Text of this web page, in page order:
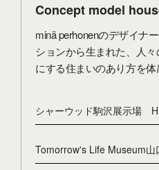
Concept model
minä perhonenのデザイナ
ションから生まれた、
人
にする住まいのあり方を体
シャーウッド駒沢展示場
Tomorrow's Life Museum